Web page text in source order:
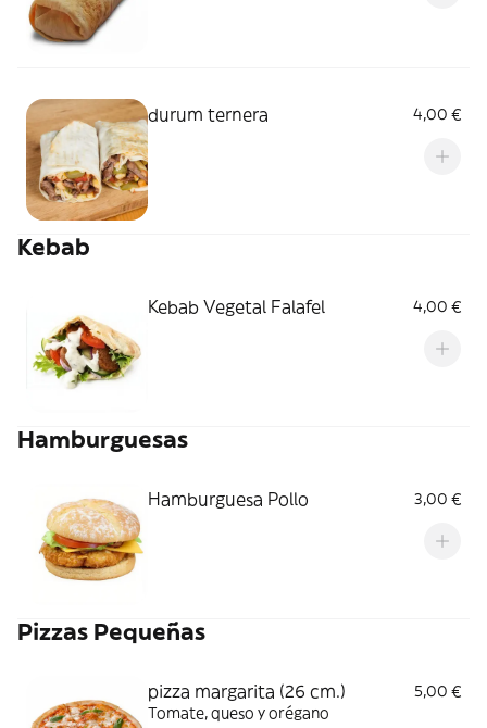
durum ternera 4,00 €
Kebab
Kebab Vegetal Falafel 4,00 €
Hamburguesas
Hamburguesa Pollo 3,00 €
Pizzas Pequeñas
pizza margarita (26 cm.)
5,00 €
Tomate, queso y orégano